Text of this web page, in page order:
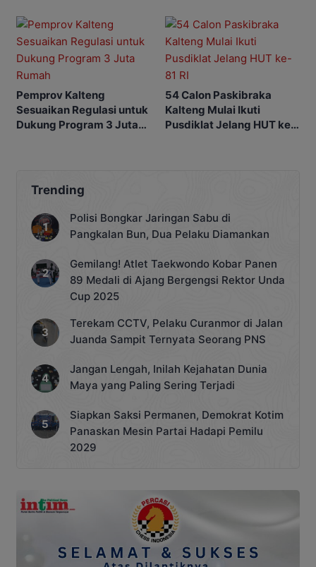
Pemprov Kalteng
Sesuaikan Regulasi untuk
Dukung Program 3 Juta
54 Calon Paskibraka
Kalteng Mulai Ikuti
Pusdiklat Jelang HUT ke-
Trending
Polisi Bongkar Jaringan Sabu di
Pangkalan Bun, Dua Pelaku Diamankan
Gemilang! Atlet Taekwondo Kobar Panen
89 Medali di Ajang Bergengsi Rektor Unda
Cup 2025
Terekam CCTV, Pelaku Curanmor di Jalan
Juanda Sampit Ternyata Seorang PNS
Jangan Lengah, Inilah Kejahatan Dunia
Maya yang Paling Sering Terjadi
Siapkan Saksi Permanen, Demokrat Kotim
Panaskan Mesin Partai Hadapi Pemilu
2029